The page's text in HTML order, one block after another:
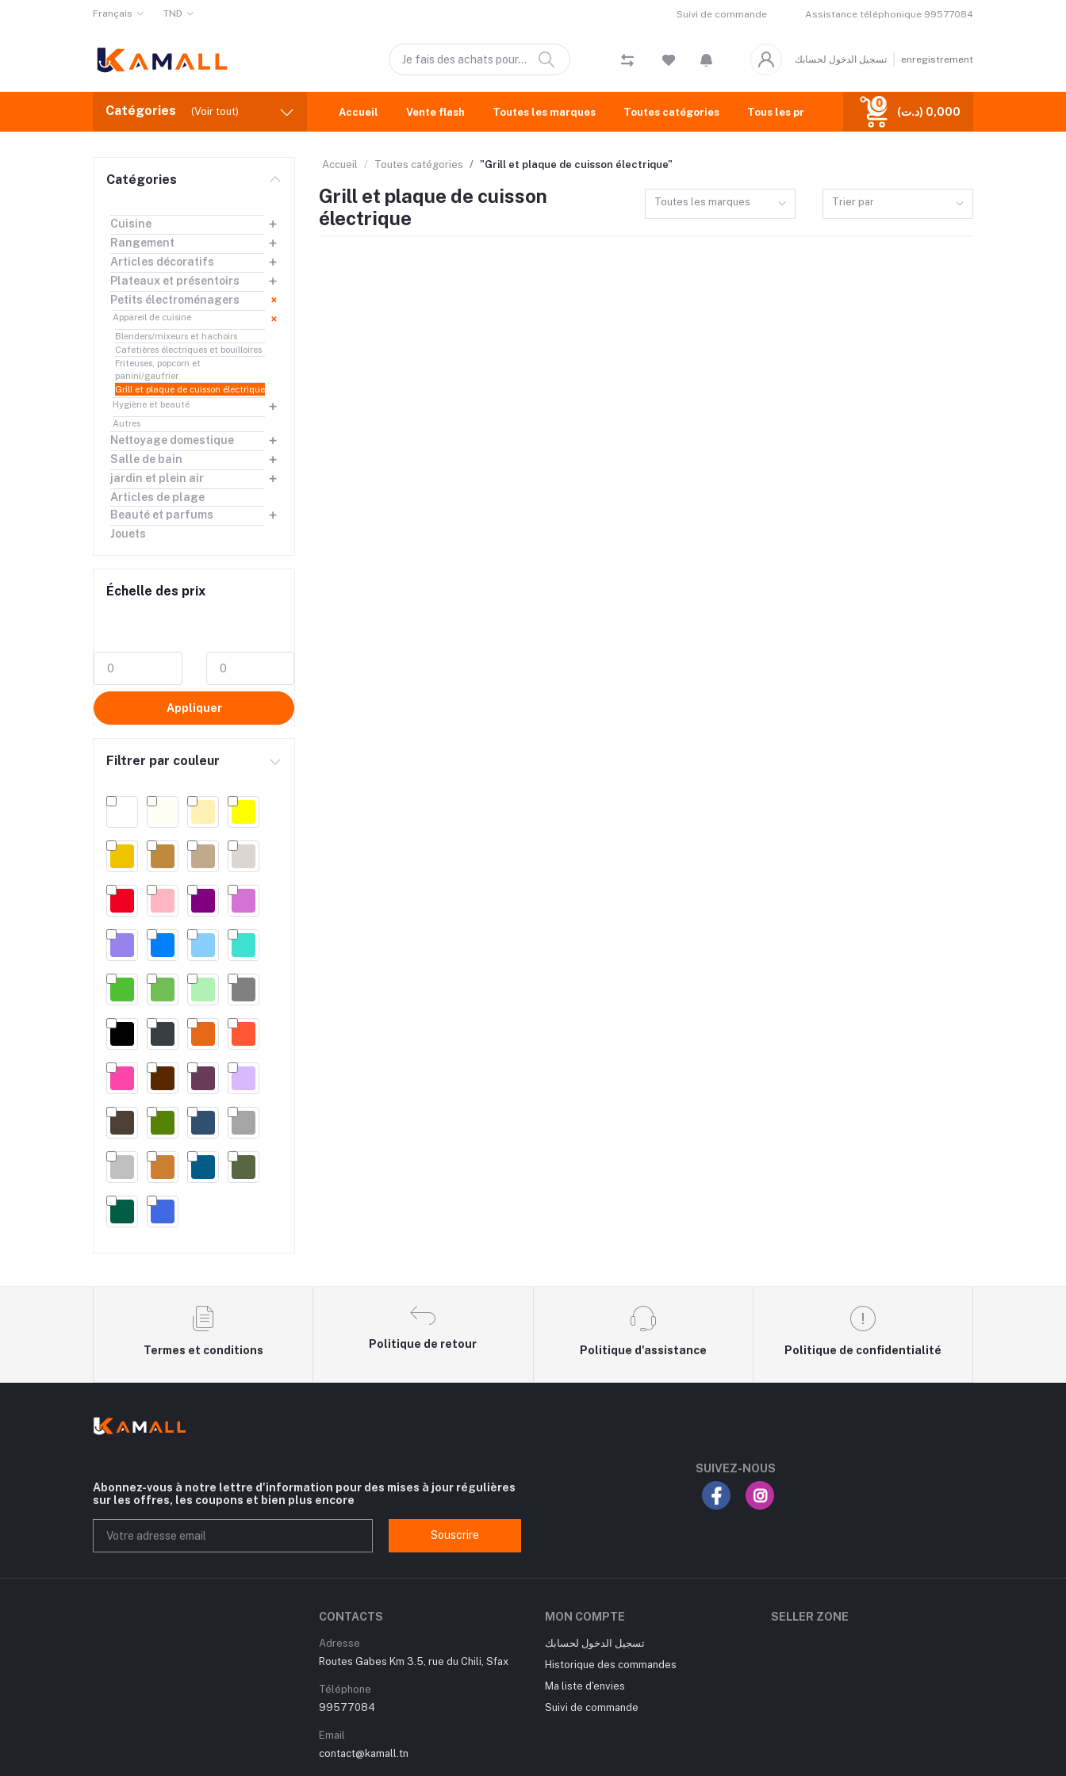
Français TND Suivi de commande Assistance téléphonique 99577084
تسجيل الدخول لحسابك enregistrement
Catégories (Voir tout) Accueil Vente flash Toutes les marques Toutes catégories Tous les produits
0
(د.ت) 0,000
Catégories
Cuisine
Rangement
Articles décoratifs
Plateaux et présentoirs
Petits électroménagers
Appareil de cuisine
Blenders/mixeurs et hachoirs
Cafetières électriques et bouilloires
Friteuses, popcorn et
panini/gaufrier
Grill et plaque de cuisson électrique
Hygiène et beauté
Autres
Nettoyage domestique
Salle de bain
jardin et plein air
Articles de plage
Beauté et parfums
Jouets
Échelle des prix
Appliquer
Filtrer par couleur
Accueil Toutes catégories "Grill et plaque de cuisson électrique"
Grill et plaque de cuisson
électrique
Toutes les marques Trier par
Termes et conditions
Politique de retour
Politique d'assistance Politique de confidentialité
Abonnez-vous à notre lettre d'information pour des mises à jour régulières
sur les offres, les coupons et bien plus encore
Souscrire
SUIVEZ-NOUS
CONTACTS
Adresse
Routes Gabes Km 3.5, rue du Chili, Sfax
Téléphone
99577084
Email
contact@kamall.tn
MON COMPTE
تسجيل الدخول لحسابك
Historique des commandes
Ma liste d'envies
Suivi de commande
SELLER ZONE